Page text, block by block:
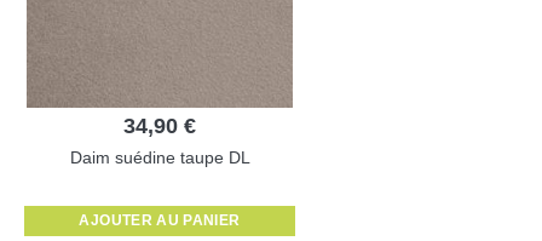
34,90 €
Daim suédine taupe DL
AJOUTER AU PANIER